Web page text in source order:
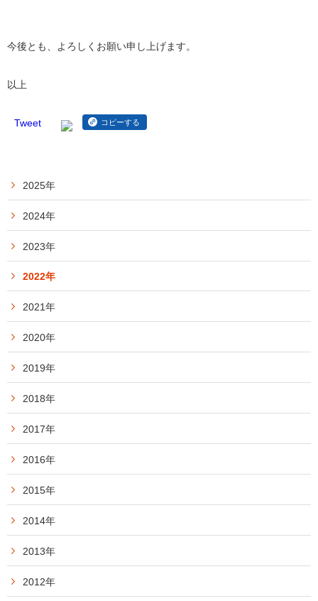
今後とも、よろしくお願い申し上げます。
以上
Tweet コピーする
2025年
2024年
2023年
2022年
2021年
2020年
2019年
2018年
2017年
2016年
2015年
2014年
2013年
2012年